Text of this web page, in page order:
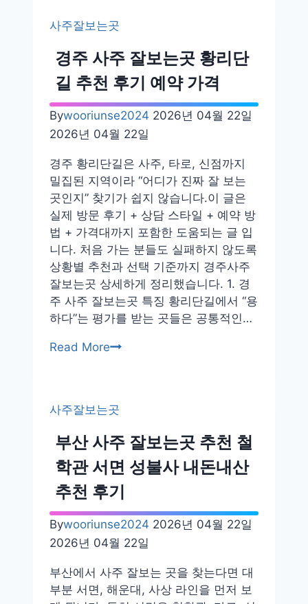
곳
추
천
–
인
천,
서
일
산,
수
원
후
기
사주잘보는곳
경주 사주 잘보는곳 황리단
길 추천 후기 예약 가격
Bywooriunse2024 2026년 04월 22일
2026년 04월 22일
경주 황리단길은 사주, 타로, 신점까지
밀집된 지역이라 “어디가 진짜 잘 보는
곳인지” 찾기가 쉽지 않습니다.이 글은
실제 방문 후기 + 상담 스타일 + 예약 방
법 + 가격대까지 포함한 도움되는 글 입
니다. 처음 가는 분들도 실패하지 않도록
상황별 추천과 선택 기준까지 경주사주
잘보는곳 상세하게 정리했습니다. 1. 경
주 사주 잘보는곳 특징 황리단길에서 “용
하다”는 평가를 받는 곳들은 공통적인…
Read More경
잘
보
는
곳
황
리
단
길
추
천
후
사주잘보는곳
부산 사주 잘보는곳 추천 철
학관 서면 성불사 내돈내산
추천 후기
Bywooriunse2024 2026년 04월 22일
2026년 04월 22일
부산에서 사주 잘보는 곳을 찾는다면 대
부분 서면, 해운대, 사상 라인을 먼저 보